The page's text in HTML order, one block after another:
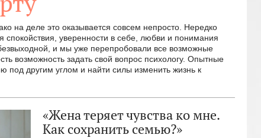
на деле это оказывается совсем непросто. Нередко
уверенности в себе, любви и понимания
и мы уже перепробовали все возможные
возможность задать свой вопрос психологу. Опытные
под другим углом и найти силы изменить жизнь к
«Жена теряет чувства ко мне.
Как сохранить семью?»